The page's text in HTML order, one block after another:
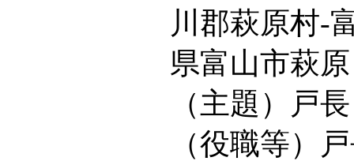
川郡萩原村‐
県富山市萩
（主題）戸長
（役職等）